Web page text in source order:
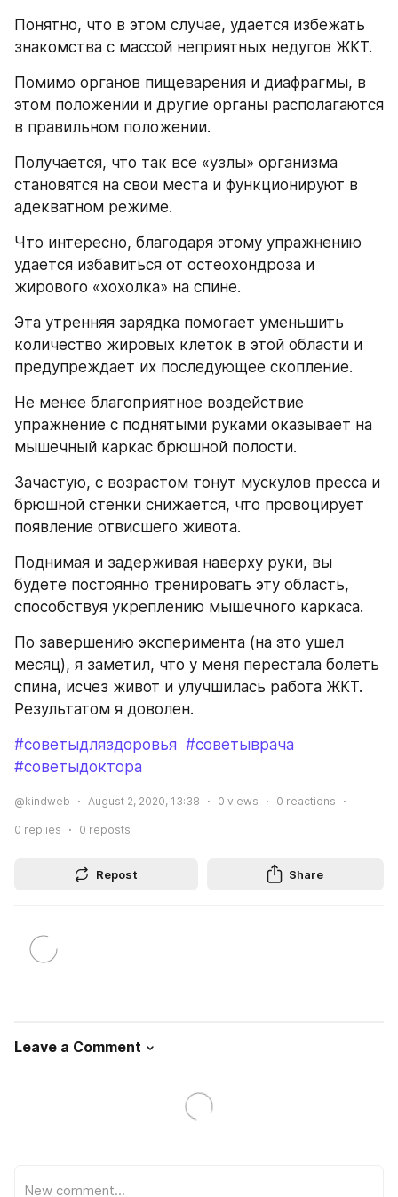
Понятно, что в этом случае, удается избежать
знакомства с массой неприятных недугов ЖКТ.
Помимо органов пищеварения и диафрагмы, в
этом положении и другие органы располагаются
в правильном положении.
Получается, что так все «узлы» организма
становятся на свои места и функционируют в
адекватном режиме.
Что интересно, благодаря этому упражнению
удается избавиться от остеохондроза и
жирового «хохолка» на спине.
Эта утренняя зарядка помогает уменьшить
количество жировых клеток в этой области и
предупреждает их последующее скопление.
Не менее благоприятное воздействие
упражнение с поднятыми руками оказывает на
мышечный каркас брюшной полости.
Зачастую, с возрастом тонут мускулов пресса и
брюшной стенки снижается, что провоцирует
появление отвисшего живота.
Поднимая и задерживая наверху руки, вы
будете постоянно тренировать эту область,
способствуя укреплению мышечного каркаса.
По завершению эксперимента (на это ушел
месяц), я заметил, что у меня перестала болеть
спина, исчез живот и улучшилась работа ЖКТ.
Результатом я доволен.
#советыдляздоровья #советыврача
#советыдоктора
@kindweb August 2, 2020, 13:38 0 views 0 reactions
0 replies 0 reposts
Repost Share
Leave a Comment